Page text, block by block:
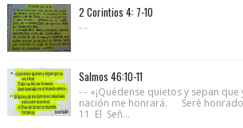
2 Corintios 4: 7-10
- -
Salmos 46:10-11
- - «¡Quédense quietos y sepan
nación me honrará. Seré honrado
11 El Señ...